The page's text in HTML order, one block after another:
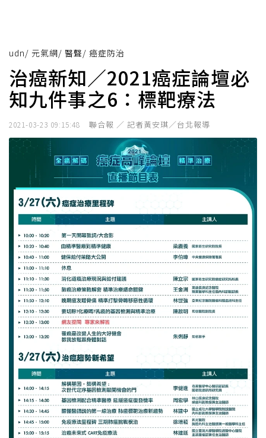
udn/ 元氣網/ 醫聲/ 癌症防治
治癌新知／2021癌症論壇必
知九件事之6：標靶療法
2021-03-23 09:15:48 聯合報 ／ 記者黃安琪／台北報導